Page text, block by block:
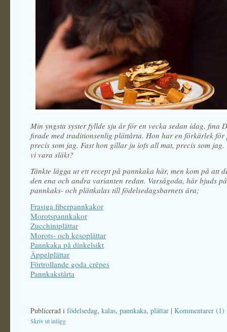
Min yngsta syster fyllde sju år för en vecka sedan idag, fina
firade med traditionsenlig plättårta. Hon har en förkärlek för
precis som jag. Fast hon gillar ju iofs all mat, precis som jag.
vi vara släkt?
Tänkte lägga ut ett recept på pannkaka här, men kom på att
den ena och andra varianten redan. Varsågoda, här bjuds
pannkaks- och plättkalas till födelsedagsbarnets ära;
Frasiga fiberpannkakor
Morotspannkakor
Zucchiniplättar
Morots- och kesoplättar
Pannkaka på dinkelsikt
Äppelplättar
Förtrollande goda crêpes
Pannkakstårta
Publicerad i födelsedag, kalas, pannkaka, plättar | Kommentarer (1)
Skriv ut inlägg